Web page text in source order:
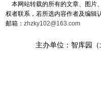
本网站转载的所有的文章、图片
权者联系，若所选内容作者及编辑
邮箱： zhzky102@163.com
主办单位：智库园